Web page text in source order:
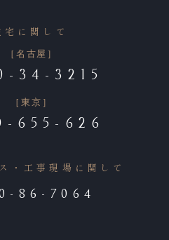
宅に関して
［名古屋］
34-3215
［東京］
655-626
・工事現場に関して
86-7064